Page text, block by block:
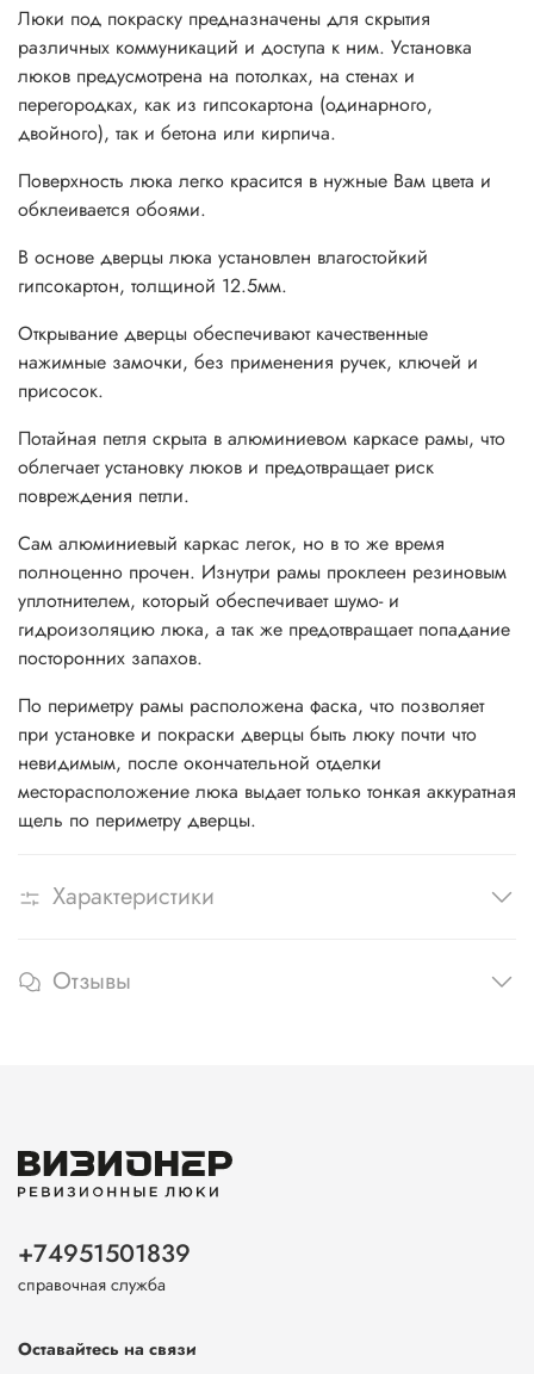
Люки под покраску предназначены для скрытия
различных коммуникаций и доступа к ним. Установка
люков предусмотрена на потолках, на стенах и
перегородках, как из гипсокартона (одинарного,
двойного), так и бетона или кирпича.
Поверхность люка легко красится в нужные Вам цвета и
обклеивается обоями.
В основе дверцы люка установлен влагостойкий
гипсокартон, толщиной 12.5мм.
Открывание дверцы обеспечивают качественные
нажимные замочки, без применения ручек, ключей и
присосок.
Потайная петля скрыта в алюминиевом каркасе рамы, что
облегчает установку люков и предотвращает риск
повреждения петли.
Сам алюминиевый каркас легок, но в то же время
полноценно прочен. Изнутри рамы проклеен резиновым
уплотнителем, который обеспечивает шумо- и
гидроизоляцию люка, а так же предотвращает попадание
посторонних запахов.
По периметру рамы расположена фаска, что позволяет
при установке и покраски дверцы быть люку почти что
невидимым, после окончательной отделки
месторасположение люка выдает только тонкая аккуратная
щель по периметру дверцы.
Характеристики
Отзывы
+74951501839
справочная служба
Оставайтесь на связи